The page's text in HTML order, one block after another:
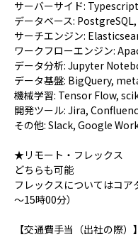
サーバーサイド:
データベース: PostgreSQL,
サーチエンジン:
ワークフローエンジン:
データ分析: Jupyter
データ基盤: BigQuery,
機械学習: Tensor Flow,
開発ツール: Jira,
その他: Slack, Google
★リモート・フレックス
どちらも可能
フレックスについてはコ
～15時00分）
【交通費手当（出社の際）】